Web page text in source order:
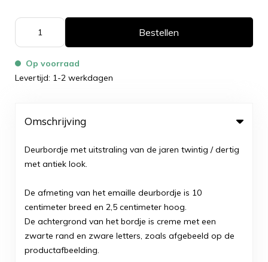
Bestellen
Op voorraad
Levertijd: 1-2 werkdagen
Omschrijving
Deurbordje met uitstraling van de jaren twintig / dertig
met antiek look.
De afmeting van het emaille deurbordje is 10
centimeter breed en 2,5 centimeter hoog.
De achtergrond van het bordje is creme met een
zwarte rand en zware letters, zoals afgebeeld op de
productafbeelding.